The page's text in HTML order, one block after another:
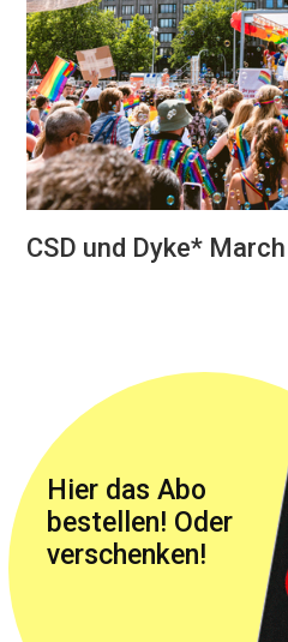
CSD und Dyke*
Hier das Abo
bestellen! Oder
verschenken!